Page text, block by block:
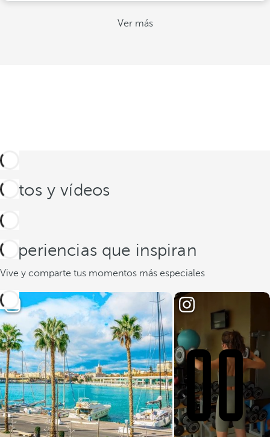
Ver más
Fotos y vídeos
Experiencias que inspiran
Vive y comparte tus momentos más especiales